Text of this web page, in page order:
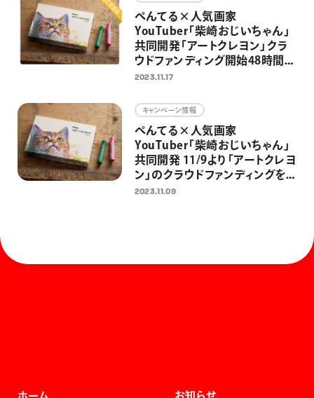
ぺんてる×人気画家
YouTuber「柴崎おじいちゃん」
共同開発「アートクレヨン」クラ
ウドファンディング開始48時間で
目標達成
2023.11.17
キャンペーン情報
ぺんてる×人気画家
YouTuber「柴崎おじいちゃん」
共同開発 11/9より「アートクレヨ
ン」のクラウドファンディングを
開始 ぺんてる初のクラファン
2023.11.09
ホーム お知らせ